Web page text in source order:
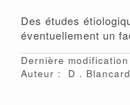
Des études
éventuellement un
Dernière
Auteur :
D Blancard